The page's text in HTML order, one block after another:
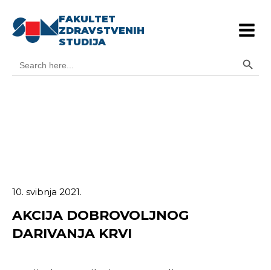
FAKULTET
ZDRAVSTVENIH
STUDIJA
for:
10. svibnja 2021.
AKCIJA DOBROVOLJNOG
DARIVANJA KRVI